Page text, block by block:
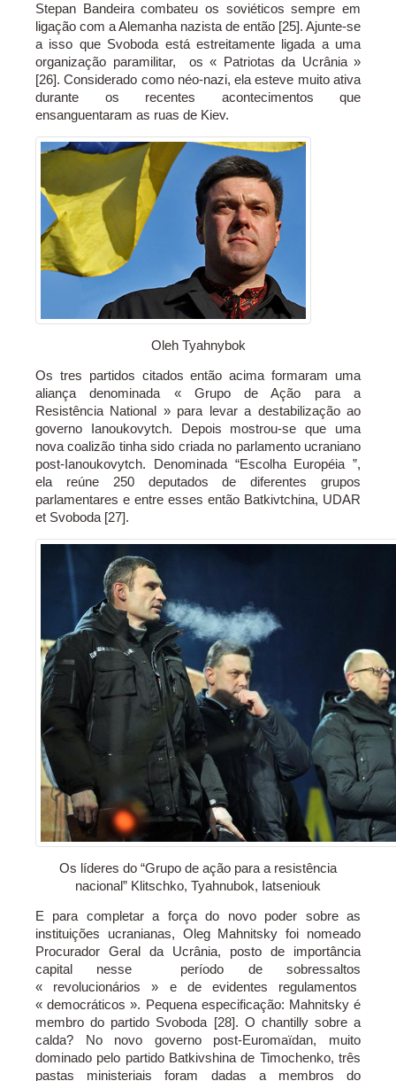
Stepan Bandeira combateu os soviéticos sempre em
ligação com a Alemanha nazista de então [25]. Ajunte-se
a isso que Svoboda está estreitamente ligada a uma
organização paramilitar, os « Patriotas da Ucrânia »
[26]. Considerado como néo-nazi, ela esteve muito ativa
durante os recentes acontecimentos que
ensanguentaram as ruas de Kiev.
Oleh Tyahnybok
Os tres partidos citados então acima formaram uma
aliança denominada « Grupo de Ação para a
Resistência National » para levar a destabilização ao
governo Ianoukovytch. Depois mostrou-se que uma
nova coalizão tinha sido criada no parlamento ucraniano
post-Ianoukovytch. Denominada “Escolha Européia ”,
ela reúne 250 deputados de diferentes grupos
parlamentares e entre esses então Batkivtchina, UDAR
et Svoboda [27].
Os líderes do “Grupo de ação para a resistência
nacional” Klitschko, Tyahnubok, Iatseniouk
E para completar a força do novo poder sobre as
instituições ucranianas, Oleg Mahnitsky foi nomeado
Procurador Geral da Ucrânia, posto de importância
capital nesse período de sobressaltos
« revolucionários » e de evidentes regulamentos
« democráticos ». Pequena especificação: Mahnitsky é
membro do partido Svoboda [28]. O chantilly sobre a
calda? No novo governo post-Euromaïdan, muito
dominado pelo partido Batkivshina de Timochenko, três
pastas ministeriais foram dadas a membros do